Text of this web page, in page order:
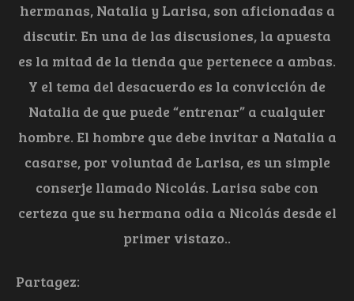
hermanas, Natalia y Larisa, son aficionadas a
discutir. En una de las discusiones, la apuesta
es la mitad de la tienda que pertenece a ambas.
Y el tema del desacuerdo es la convicción de
Natalia de que puede “entrenar” a cualquier
hombre. El hombre que debe invitar a Natalia a
casarse, por voluntad de Larisa, es un simple
conserje llamado Nicolás. Larisa sabe con
certeza que su hermana odia a Nicolás desde el
primer vistazo..
Partagez: